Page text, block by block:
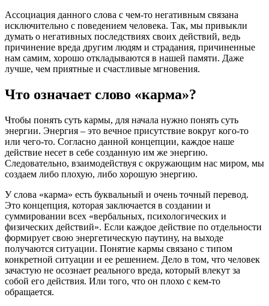
Ассоциация данного слова с чем-то негативным связана
исключительно с поведением человека. Так, мы привыкли
думать о негативных последствиях своих действий, ведь
причинение вреда другим людям и страдания, причиненные
нам самим, хорошо откладываются в нашей памяти. Даже
лучше, чем приятные и счастливые мгновения.
Что означает слово «карма»?
Чтобы понять суть кармы, для начала нужно понять суть
энергии. Энергия – это вечное присутствие вокруг кого-то
или чего-то. Согласно данной концепции, каждое наше
действие несет в себе созданную им же энергию.
Следовательно, взаимодействуя с окружающим нас миром, мы
создаем либо плохую, либо хорошую энергию.
У слова «карма» есть буквальный и очень точный перевод.
Это концепция, которая заключается в создании и
суммировании всех «вербальных, психологических и
физических действий». Если каждое действие по отдельности
формирует свою энергетическую паутину, на выходе
получаются ситуации. Понятие кармы связано с типом
конкретной ситуации и ее решением. Дело в том, что человек
зачастую не осознает реального вреда, который влекут за
собой его действия. Или того, что он плохо с кем-то
обращается.